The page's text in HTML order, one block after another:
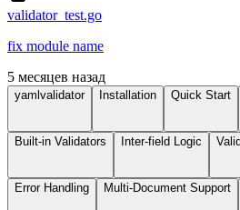
validator_test.go
fix module name
5 месяцев назад
yamlvalidator Installation Quick Start
Built-in Validators Inter-field Logic
Error Handling Multi-Document Support